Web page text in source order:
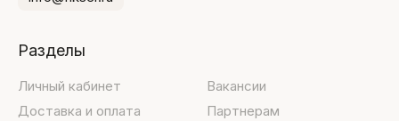
Разделы
Личный кабинет
Доставка и оплата
Вакансии
Партнерам